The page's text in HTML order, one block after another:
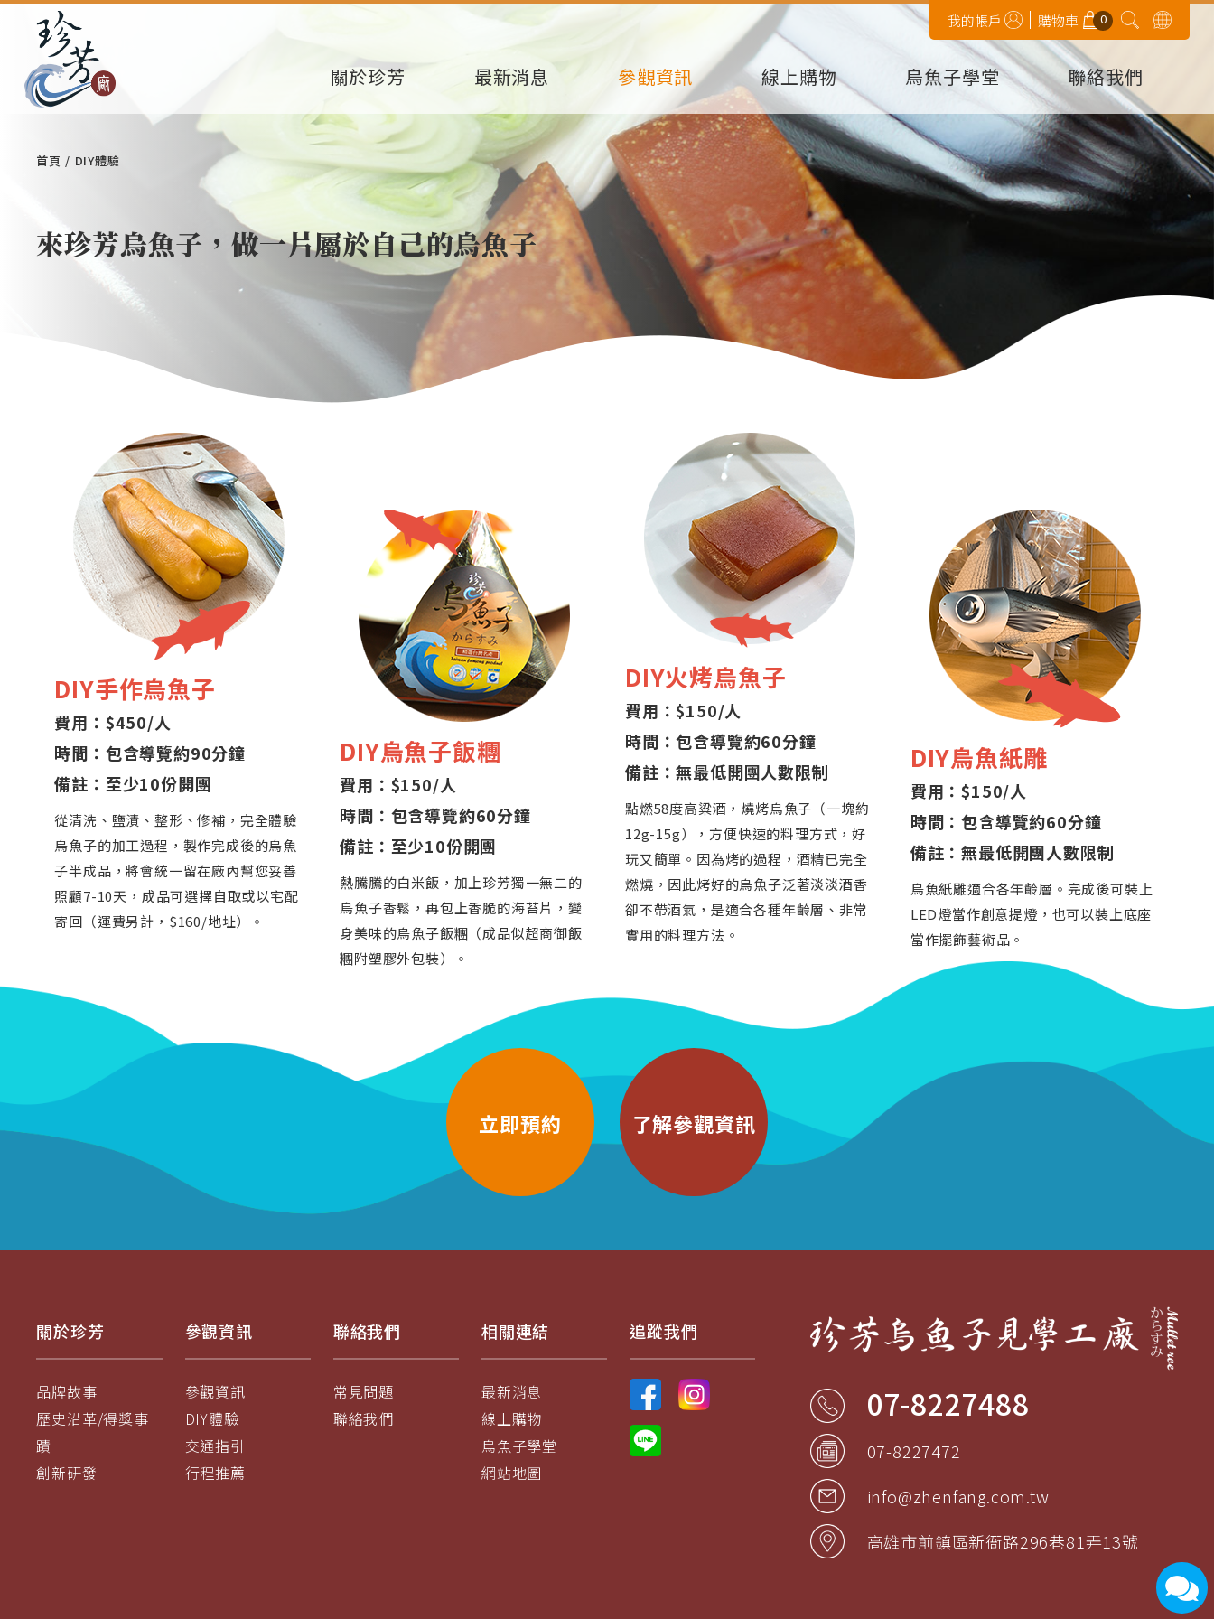
我的帳戶 購物車 0
關於珍芳 最新消息 參觀資訊 線上購物 烏魚子學堂 聯絡我們
首頁 DIY體驗
來珍芳烏魚子，做一片屬於自己的烏魚子
DIY手作烏魚子
費用：$450/人
時間：包含導覽約90分鐘
備註：至少10份開團
從清洗、鹽漬、整形、修補，完全體驗
烏魚子的加工過程，製作完成後的烏魚
子半成品，將會統一留在廠內幫您妥善
照顧7-10天，成品可選擇自取或以宅配
寄回（運費另計，$160/地址）。
DIY烏魚子飯糰
費用：$150/人
時間：包含導覽約60分鐘
備註：至少10份開團
熱騰騰的白米飯，加上珍芳獨一無二的
烏魚子香鬆，再包上香脆的海苔片，變
身美味的烏魚子飯糰（成品似超商御飯
糰附塑膠外包裝）。
DIY火烤烏魚子
費用：$150/人
時間：包含導覽約60分鐘
備註：無最低開團人數限制
點燃58度高粱酒，燒烤烏魚子（一塊約
12g-15g），方便快速的料理方式，好
玩又簡單。因為烤的過程，酒精已完全
燃燒，因此烤好的烏魚子泛著淡淡酒香
卻不帶酒氣，是適合各種年齡層、非常
實用的料理方法。
DIY烏魚紙雕
費用：$150/人
時間：包含導覽約60分鐘
備註：無最低開團人數限制
烏魚紙雕適合各年齡層。完成後可裝上
LED燈當作創意提燈，也可以裝上底座
當作擺飾藝術品。
立即預約 了解參觀資訊
關於珍芳
品牌故事
歷史沿革/得獎事
蹟
創新研發
參觀資訊
參觀資訊
DIY體驗
交通指引
行程推薦
聯絡我們
常見問題
聯絡我們
相關連結
最新消息
線上購物
烏魚子學堂
網站地圖
追蹤我們
07-8227488
07-8227472
info@zhenfang.com.tw
高雄市前鎮區新衙路296巷81弄13號